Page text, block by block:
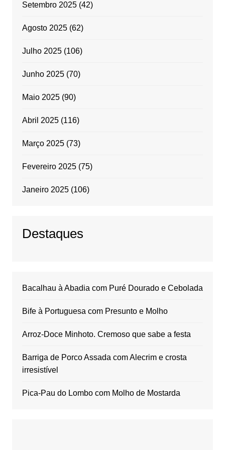
Setembro 2025(42)
Agosto 2025(62)
Julho 2025(106)
Junho 2025(70)
Maio 2025(90)
Abril 2025(116)
Março 2025(73)
Fevereiro 2025(75)
Janeiro 2025(106)
Destaques
Bacalhau à Abadia com Puré Dourado e Cebolada
Bife à Portuguesa com Presunto e Molho
Arroz-Doce Minhoto. Cremoso que sabe a festa
Barriga de Porco Assada com Alecrim e crosta
irresistível
Pica-Pau do Lombo com Molho de Mostarda